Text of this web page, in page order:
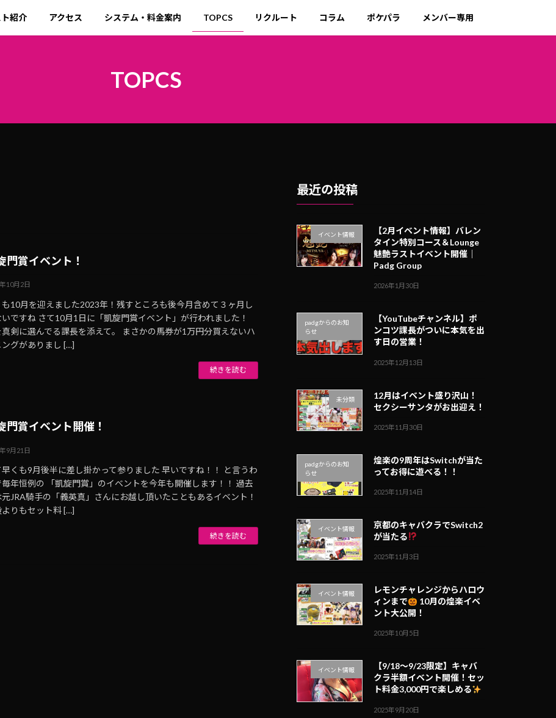
紹介 アクセス システム・料金案内 TOPCS リクルート コラム ポケパラ メンバー専用
TOPCS
門賞イベント！
10月2日
10月を迎えました2023年！残すところも後今月含めて３ヶ月し
ですね さて10月1日に「凱旋門賞イベント」が行われました！
真剣に選んでる課長を添えて。 まさかの馬券が1万円分買えないハ
ングがありまし […]
続きを読む
門賞イベント開催！
9月21日
早くも9月後半に差し掛かって参りました 早いですね！！ と言うわ
毎年恒例の 「凱旋門賞」のイベントを今年も開催します！！ 過去
元JRA騎手の「義英真」さんにお越し頂いたこともあるイベント！
よりもセット料 […]
続きを読む
最近の投稿
イベント情報
【2月イベント情報】バレン
タイン特別コース＆Lounge
魅艶ラストイベント開催｜
Padg Group
2026年1月30日
padgからのお知
らせ
【YouTubeチャンネル】ポ
ンコツ課長がついに本気を出
す日の営業！
2025年12月13日
未分類
12月はイベント盛り沢山！
セクシーサンタがお出迎え！
2025年11月30日
padgからのお知
らせ
煌楽の9周年はSwitchが当た
ってお得に遊べる！！
2025年11月14日
イベント情報
京都のキャバクラでSwitch2
が当たる
2025年11月3日
イベント情報
レモンチャレンジからハロウ
ィンまで
10月の煌楽イベ
ント大公開！
2025年10月5日
イベント情報
【9/18～9/23限定】キャバ
クラ半額イベント開催！セッ
ト料金3,000円で楽しめる
2025年9月20日